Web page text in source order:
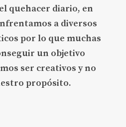
quehacer diario, en
a diversos
por lo que muchas
un objetivo
ser creativos y no
propósito.